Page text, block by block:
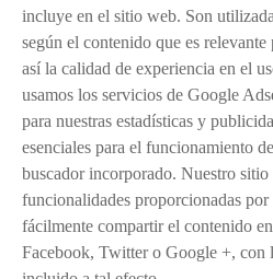
incluye en el sitio web. Son
según el contenido que es
así la calidad de experiencia en el
usamos los servicios de Google
para nuestras estadísticas y
esenciales para el funcionamiento
buscador incorporado. Nuestro
funcionalidades proporcionadas por
fácilmente compartir el contenido
Facebook, Twitter o Google +, con